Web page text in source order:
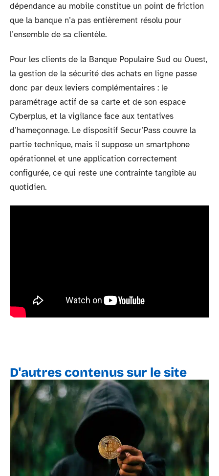
dépendance au mobile constitue un point de friction
que la banque n’a pas entièrement résolu pour
l’ensemble de sa clientèle.
Pour les clients de la Banque Populaire Sud ou Ouest,
la gestion de la sécurité des achats en ligne passe
donc par deux leviers complémentaires : le
paramétrage actif de sa carte et de son espace
Cyberplus, et la vigilance face aux tentatives
d’hameçonnage. Le dispositif Secur’Pass couvre la
partie technique, mais il suppose un smartphone
opérationnel et une application correctement
configurée, ce qui reste une contrainte tangible au
quotidien.
D'autres contenus sur le site